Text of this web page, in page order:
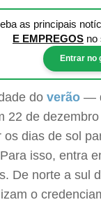
as principais
E EMPREGOS no
Entrar no
do verão —
22 de
os dias de sol
isso, entra
De norte a sul
o